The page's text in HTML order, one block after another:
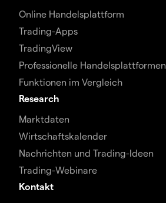
Online Handelsplattform
Trading-Apps
TradingView
Professionelle Handelsplattformen
Funktionen im Vergleich
Research
Marktdaten
Wirtschaftskalender
Nachrichten und Trading-Ideen
Trading-Webinare
Kontakt